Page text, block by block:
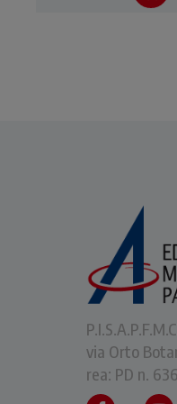
indispensabile
via Orto
rea: PD n.